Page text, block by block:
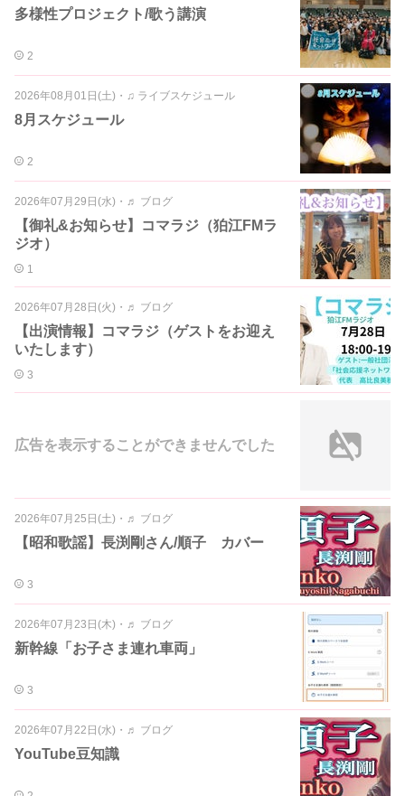
多様性プロジェクト/歌う講演
2
2026年08月01日(土) ・ ♫ ライブスケジュール
8月スケジュール
2
2026年07月29日(水) ・ ♬ ブログ
【御礼&お知らせ】コマラジ（狛江FMラ
ジオ）
1
2026年07月28日(火) ・ ♬ ブログ
【出演情報】コマラジ（ゲストをお迎え
いたします）
3
広告を表示することができませんでした
2026年07月25日(土) ・ ♬ ブログ
【昭和歌謡】長渕剛さん/順子 カバー
3
2026年07月23日(木) ・ ♬ ブログ
新幹線「お子さま連れ車両」
3
2026年07月22日(水) ・ ♬ ブログ
YouTube豆知識